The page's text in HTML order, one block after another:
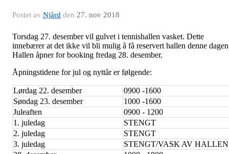
Postet av Njård den 27. nov 2018
Torsdag 27. desember vil gulvet i tennishallen vasket. Dette
innebærer at det ikke vil bli mulig å få reservert hallen denne
Hallen åpner for booking fredag 28. desember.
Åpningstidene for jul og nyttår er følgende:
Lørdag 22. desember
0900 -1600
Søndag 23. desember
1000 -1600
Juleaften
0900 - 1200
1. juledag
STENGT
2. juledag
STENGT
3. juledag
STENGT/VASK AV HALLEN